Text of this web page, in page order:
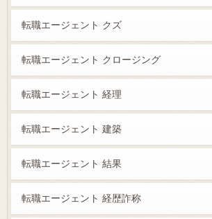
転職エージェント クズ
転職エージェント クロージング
転職エージェント 経理
転職エージェント 建築
転職エージェント 結果
転職エージェント 経歴詐称